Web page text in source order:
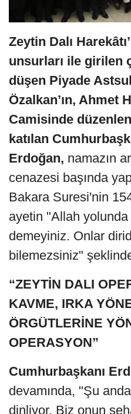
Zeytin Dalı
unsurları ile girilen
düşen Piyade
Özalkan’ın, Ahmet
Camisinde
katılan
Erdoğan, namazın
cenazesi başında
Bakara Suresi'nin
ayetin "Allah
demeyiniz. Onlar
bilemezsiniz"
“ZEYTİN DALI
KAVME, IRKA
ÖRGÜTLERİNE
OPERASYON”
Cumhurbaşkanı
devamında, "Şu
dinliyor. Biz onun